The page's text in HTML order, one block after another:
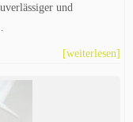
und
[weiterlesen]